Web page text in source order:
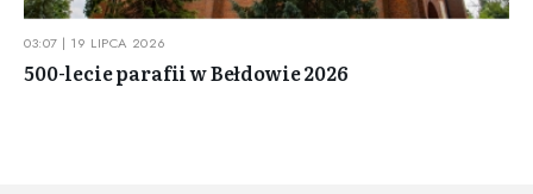
03:07 | 19 LIPCA 2026
500-lecie parafii w Bełdowie 2026